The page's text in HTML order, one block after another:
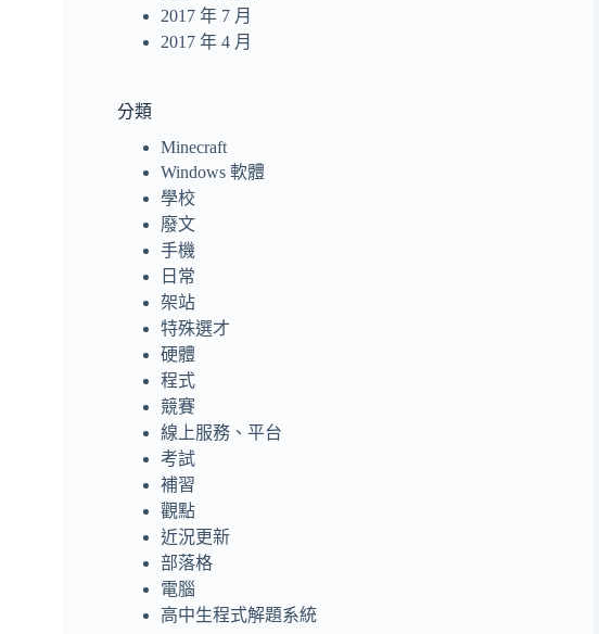
2017 年 7 月
2017 年 4 月
分類
Minecraft
Windows 軟體
學校
廢文
手機
日常
架站
特殊選才
硬體
程式
競賽
線上服務、平台
考試
補習
觀點
近況更新
部落格
電腦
高中生程式解題系統